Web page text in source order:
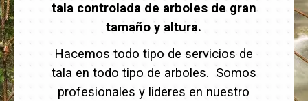
tala controlada de arboles de gran
tamaño y altura.
Hacemos todo tipo de servicios de
tala en todo tipo de arboles. Somos
profesionales y lideres en nuestro